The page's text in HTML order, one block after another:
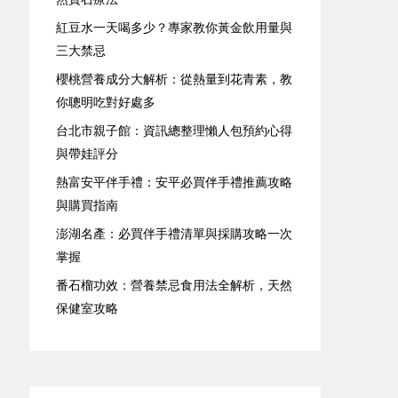
紅豆水一天喝多少？專家教你黃金飲用量與
三大禁忌
櫻桃營養成分大解析：從熱量到花青素，教
你聰明吃對好處多
台北市親子館：資訊總整理懶人包預約心得
與帶娃評分
熱富安平伴手禮：安平必買伴手禮推薦攻略
與購買指南
澎湖名產：必買伴手禮清單與採購攻略一次
掌握
番石榴功效：營養禁忌食用法全解析，天然
保健室攻略